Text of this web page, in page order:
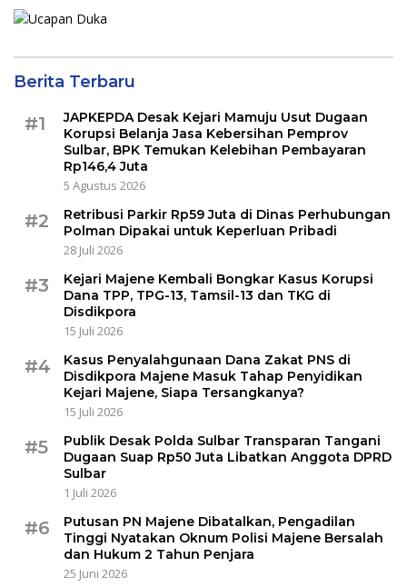
Berita Terbaru
#1
JAPKEPDA Desak Kejari Mamuju Usut Dugaan
Korupsi Belanja Jasa Kebersihan Pemprov
Sulbar, BPK Temukan Kelebihan Pembayaran
Rp146,4 Juta
5 Agustus 2026
#2
Retribusi Parkir Rp59 Juta di Dinas Perhubungan
Polman Dipakai untuk Keperluan Pribadi
28 Juli 2026
#3
Kejari Majene Kembali Bongkar Kasus Korupsi
Dana TPP, TPG-13, Tamsil-13 dan TKG di
Disdikpora
15 Juli 2026
#4
Kasus Penyalahgunaan Dana Zakat PNS di
Disdikpora Majene Masuk Tahap Penyidikan
Kejari Majene, Siapa Tersangkanya?
15 Juli 2026
#5
Publik Desak Polda Sulbar Transparan Tangani
Dugaan Suap Rp50 Juta Libatkan Anggota DPRD
Sulbar
1 Juli 2026
#6
Putusan PN Majene Dibatalkan, Pengadilan
Tinggi Nyatakan Oknum Polisi Majene Bersalah
dan Hukum 2 Tahun Penjara
25 Juni 2026